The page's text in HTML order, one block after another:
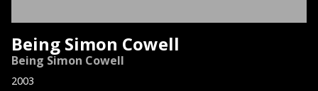
Being Simon Cowell
Being Simon Cowell
2003